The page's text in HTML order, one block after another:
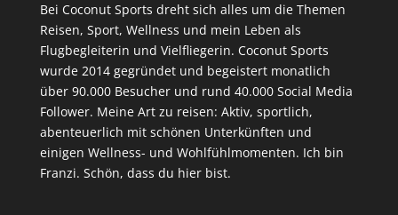
Bei Coconut Sports dreht sich alles um die Themen
Reisen, Sport, Wellness und mein Leben als
Flugbegleiterin und Vielfliegerin. Coconut Sports
wurde 2014 gegründet und begeistert monatlich
über 90.000 Besucher und rund 40.000 Social Media
Follower. Meine Art zu reisen: Aktiv, sportlich,
abenteuerlich mit schönen Unterkünften und
einigen Wellness- und Wohlfühlmomenten. Ich bin
Franzi. Schön, dass du hier bist.